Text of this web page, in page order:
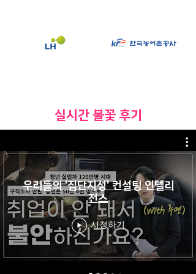
​실시간 불꽃 후기
우리들의 '집단지성' 컨설팅 인텔리
전스
시청하기